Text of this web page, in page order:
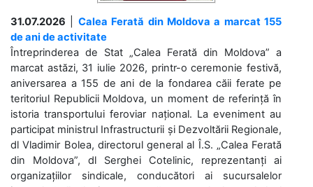
31.07.2026
Calea Ferată din Moldova a marcat 155
de ani de activitate
Întreprinderea de Stat „Calea Ferată din Moldova” a
marcat astăzi, 31 iulie 2026, printr-o ceremonie festivă,
aniversarea a 155 de ani de la fondarea căii ferate pe
teritoriul Republicii Moldova, un moment de referință în
istoria transportului feroviar național. La eveniment au
participat ministrul Infrastructurii și Dezvoltării Regionale,
dl Vladimir Bolea, directorul general al Î.S. „Calea Ferată
din Moldova”, dl Serghei Cotelinic, reprezentanți ai
organizațiilor sindicale, conducători ai sucursalelor